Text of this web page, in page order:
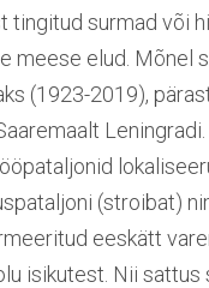
tingitud surmad või
meese elud. Mõnel
(1923-2019),
(stroibat)
eeskätt
isikutest. Nii sattus